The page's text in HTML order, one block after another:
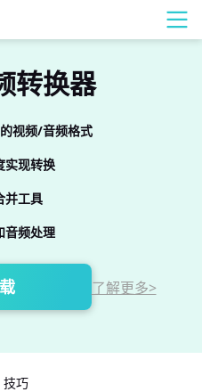
转换器
视频/音频格式
实现转换
并工具
音频处理
了解更多>
技巧